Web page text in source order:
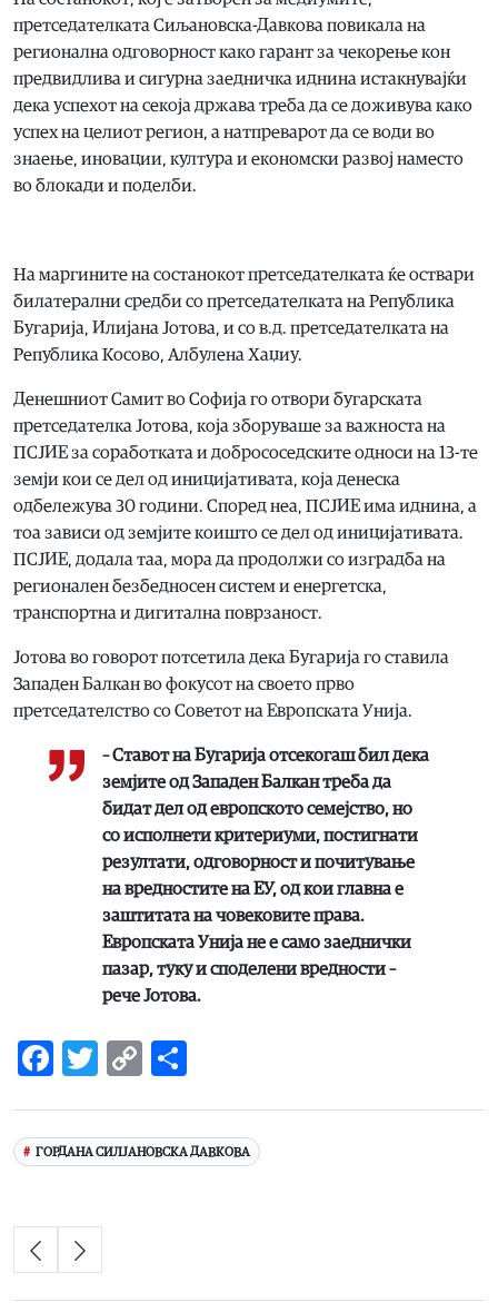
претседателката Сиљановска-Давкова повикала на
регионална одговорност како гарант за чекорење кон
предвидлива и сигурна заедничка иднина истакнувајќи
дека успехот на секоја држава треба да се доживува како
успех на целиот регион, а натпреварот да се води во
знаење, иновации, култура и економски развој наместо
во блокади и поделби.
На маргините на состанокот претседателката ќе оствари
билатерални средби со претседателката на Република
Бугарија, Илијана Јотова, и со в.д. претседателката на
Република Косово, Албулена Хаџиу.
Денешниот Самит во Софија го отвори бугарската
претседателка Јотова, која зборуваше за важноста на
ПСЈИЕ за соработката и добрососедските односи на 13-те
земји кои се дел од иницијативата, која денеска
одбележува 30 години. Според неа, ПСЈИЕ има иднина, а
тоа зависи од земјите коишто се дел од иницијативата.
ПСЈИЕ, додала таа, мора да продолжи со изградба на
регионален безбедносен систем и енергетска,
транспортна и дигитална поврзаност.
Јотова во говорот потсетила дека Бугарија го ставила
Западен Балкан во фокусот на своето прво
претседателство со Советот на Европската Унија.
– Ставот на Бугарија отсекогаш бил дека
земјите од Западен Балкан треба да
бидат дел од европското семејство, но
со исполнети критериуми, постигнати
резултати, одговорност и почитување
на вредностите на ЕУ, од кои главна е
заштитата на човековите права.
Европската Унија не е само заеднички
пазар, туку и споделени вредности –
рече Јотова.
Facebook
Twitter
Copy
ГОРДАНА СИЛЈАНОВСКА ДАВКОВА